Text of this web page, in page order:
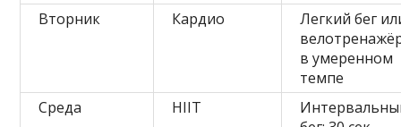
Вторник
Кардио
Легкий бег
в умеренном
темпе
Среда
HIIT